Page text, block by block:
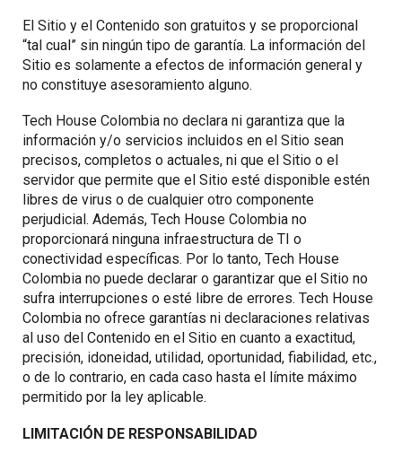
El Sitio y el Contenido son gratuitos y se proporcional
“tal cual” sin ningún tipo de garantía. La información del
Sitio es solamente a efectos de información general y
no constituye asesoramiento alguno.
Tech House Colombia no declara ni garantiza que la
información y/o servicios incluidos en el Sitio sean
precisos, completos o actuales, ni que el Sitio o el
servidor que permite que el Sitio esté disponible estén
libres de virus o de cualquier otro componente
perjudicial. Además, Tech House Colombia no
proporcionará ninguna infraestructura de TI o
conectividad específicas. Por lo tanto, Tech House
Colombia no puede declarar o garantizar que el Sitio no
sufra interrupciones o esté libre de errores. Tech House
Colombia no ofrece garantías ni declaraciones relativas
al uso del Contenido en el Sitio en cuanto a exactitud,
precisión, idoneidad, utilidad, oportunidad, fiabilidad, etc.,
o de lo contrario, en cada caso hasta el límite máximo
permitido por la ley aplicable.
LIMITACIÓN DE RESPONSABILIDAD